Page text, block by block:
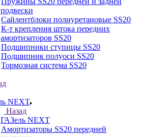
подвески
Сайлентблоки полиуретановые SS20
К-т крепления штока передних
амортизаторов SS20
Подшипники ступицы SS20
Подшипник полуоси SS20
Тормозная система SS20
NEXT
Назад
ГАЗель NEXT
Амортизаторы SS20 передней